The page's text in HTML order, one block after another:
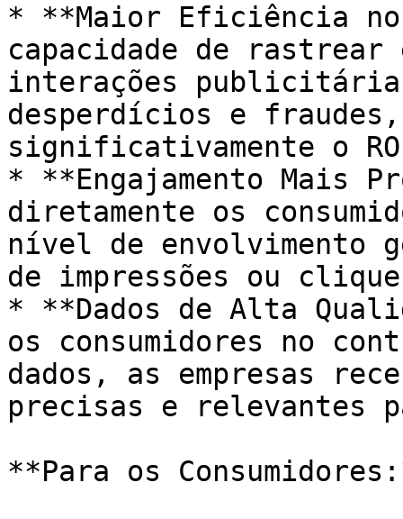
* **Maior Eficiência no
capacidade de
interações
desperdícios e fraudes,
significativamente o
* **Engajamento Mais
diretamente os
nível de envolvimento
de impressões ou
* **Dados de Alta
os consumidores no
dados, as empresas
precisas e relevantes
**Para os